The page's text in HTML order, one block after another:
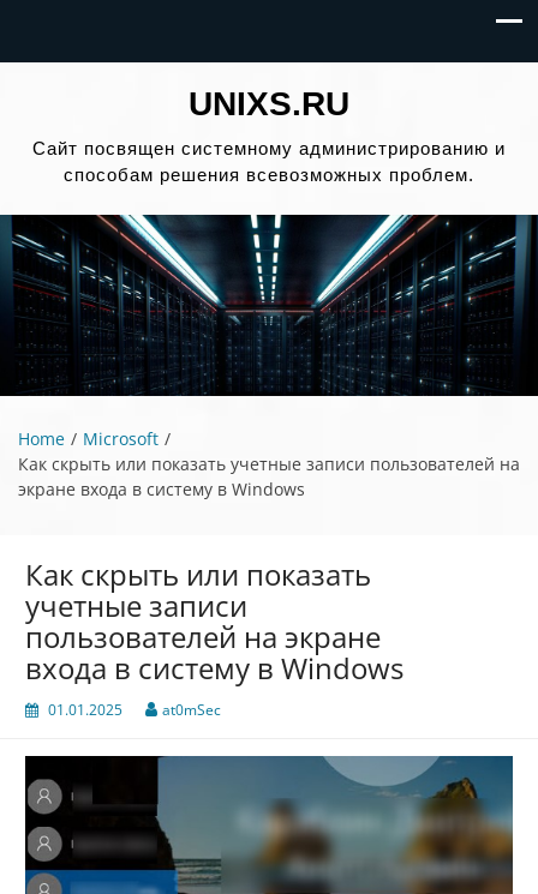
UNIXS.RU
Сайт посвящен системному администрированию и
способам решения всевозможных проблем.
Home
Microsoft
Как скрыть или показать учетные записи пользователей на
экране входа в систему в Windows
Как скрыть или показать
учетные записи
пользователей на экране
входа в систему в Windows
01.01.2025 at0mSec